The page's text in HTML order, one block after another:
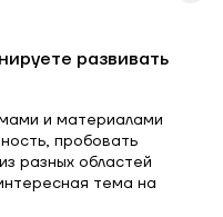
развивать
и материалами
пробовать
разных областей
тема на